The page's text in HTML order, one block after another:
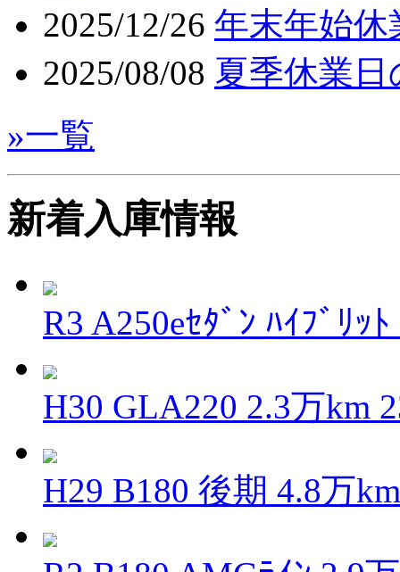
2025/12/26 年末年始
2025/08/08 夏季休業
»一覧
新着入庫情報
R3 A250eｾﾀﾞﾝ ﾊｲﾌﾞﾘｯ
H30 GLA220 2.3万km
H29 B180 後期 4.8万